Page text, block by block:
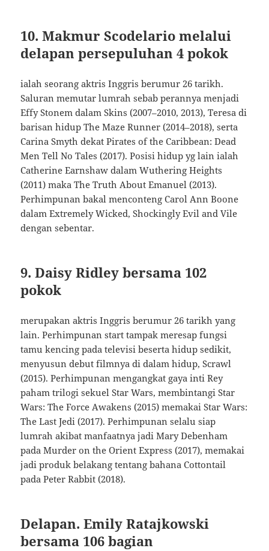
10. Makmur Scodelario melalui
delapan persepuluhan 4 pokok
ialah seorang aktris Inggris berumur 26 tarikh.
Saluran memutar lumrah sebab perannya menjadi
Effy Stonem dalam Skins (2007–2010, 2013), Teresa di
barisan hidup The Maze Runner (2014–2018), serta
Carina Smyth dekat Pirates of the Caribbean: Dead
Men Tell No Tales (2017). Posisi hidup yg lain ialah
Catherine Earnshaw dalam Wuthering Heights
(2011) maka The Truth About Emanuel (2013).
Perhimpunan bakal menconteng Carol Ann Boone
dalam Extremely Wicked, Shockingly Evil and Vile
dengan sebentar.
9. Daisy Ridley bersama 102
pokok
merupakan aktris Inggris berumur 26 tarikh yang
lain. Perhimpunan start tampak meresap fungsi
tamu kencing pada televisi beserta hidup sedikit,
menyusun debut filmnya di dalam hidup, Scrawl
(2015). Perhimpunan mengangkat gaya inti Rey
paham trilogi sekuel Star Wars, membintangi Star
Wars: The Force Awakens (2015) memakai Star Wars:
The Last Jedi (2017). Perhimpunan selalu siap
lumrah akibat manfaatnya jadi Mary Debenham
pada Murder on the Orient Express (2017), memakai
jadi produk belakang tentang bahana Cottontail
pada Peter Rabbit (2018).
Delapan. Emily Ratajkowski
bersama 106 bagian